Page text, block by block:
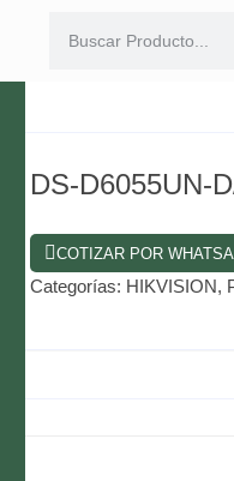
DS-D6055UN-
COTIZAR POR
Categorías: HIKVISION,